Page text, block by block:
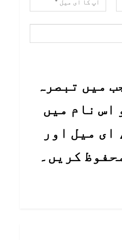
میں تبصرہ
اس نام میں
ای میل اور
کریں۔